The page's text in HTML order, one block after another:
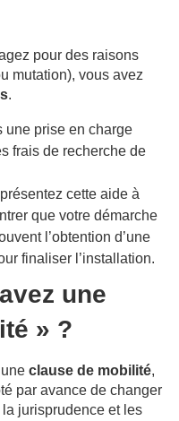
pour des raisons
mutation), vous avez
.
une prise en charge
frais de recherche de
présentez cette aide à
que votre démarche
l’obtention d’une
finaliser l’installation.
une
» ?
clause de mobilité,
par avance de changer
jurisprudence et les